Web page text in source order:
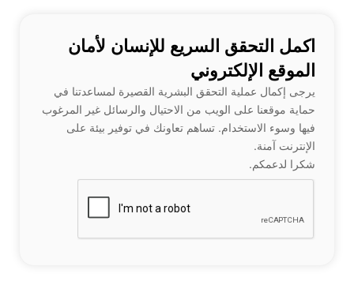
اكمل التحقق السريع للإنسان لأمان
الموقع الإلكتروني
يرجى إكمال عملية التحقق البشرية القصيرة لمساعدتنا في
حماية موقعنا على الويب من الاحتيال والرسائل غير المرغوب
فيها وسوء الاستخدام. تساهم تعاونك في توفير بيئة على
الإنترنت آمنة.
شكرا لدعمكم.